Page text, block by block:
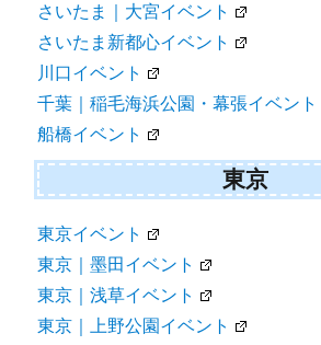
さいたま｜大宮イベント
さいたま新都心イベント
川口イベント
千葉｜稲毛海浜公園・幕張イベント
船橋イベント
東京
東京イベント
東京｜墨田イベント
東京｜浅草イベント
東京｜上野公園イベント